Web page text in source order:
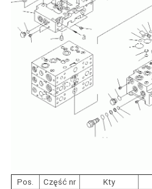
Pos. Część nr Kty